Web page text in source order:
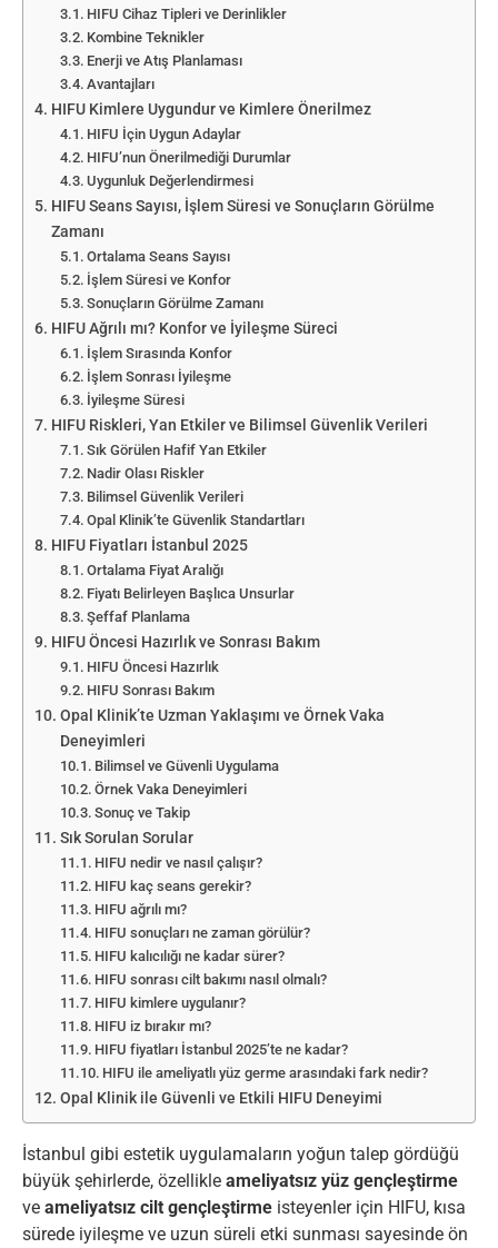
HIFU Cihaz Tipleri ve Derinlikler
Kombine Teknikler
Enerji ve Atış Planlaması
Avantajları
HIFU Kimlere Uygundur ve Kimlere Önerilmez
HIFU İçin Uygun Adaylar
HIFU’nun Önerilmediği Durumlar
Uygunluk Değerlendirmesi
HIFU Seans Sayısı, İşlem Süresi ve Sonuçların Görülme
Zamanı
Ortalama Seans Sayısı
İşlem Süresi ve Konfor
Sonuçların Görülme Zamanı
HIFU Ağrılı mı? Konfor ve İyileşme Süreci
İşlem Sırasında Konfor
İşlem Sonrası İyileşme
İyileşme Süresi
HIFU Riskleri, Yan Etkiler ve Bilimsel Güvenlik Verileri
Sık Görülen Hafif Yan Etkiler
Nadir Olası Riskler
Bilimsel Güvenlik Verileri
Opal Klinik’te Güvenlik Standartları
HIFU Fiyatları İstanbul 2025
Ortalama Fiyat Aralığı
Fiyatı Belirleyen Başlıca Unsurlar
Şeffaf Planlama
HIFU Öncesi Hazırlık ve Sonrası Bakım
HIFU Öncesi Hazırlık
HIFU Sonrası Bakım
Opal Klinik’te Uzman Yaklaşımı ve Örnek Vaka
Deneyimleri
Bilimsel ve Güvenli Uygulama
Örnek Vaka Deneyimleri
Sonuç ve Takip
Sık Sorulan Sorular
HIFU nedir ve nasıl çalışır?
HIFU kaç seans gerekir?
HIFU ağrılı mı?
HIFU sonuçları ne zaman görülür?
HIFU kalıcılığı ne kadar sürer?
HIFU sonrası cilt bakımı nasıl olmalı?
HIFU kimlere uygulanır?
HIFU iz bırakır mı?
HIFU fiyatları İstanbul 2025’te ne kadar?
HIFU ile ameliyatlı yüz germe arasındaki fark nedir?
Opal Klinik ile Güvenli ve Etkili HIFU Deneyimi
İstanbul gibi estetik uygulamaların yoğun talep gördüğü
büyük şehirlerde, özellikle ameliyatsız yüz gençleştirme
ve ameliyatsız cilt gençleştirme isteyenler için HIFU, kısa
sürede iyileşme ve uzun süreli etki sunması sayesinde ön